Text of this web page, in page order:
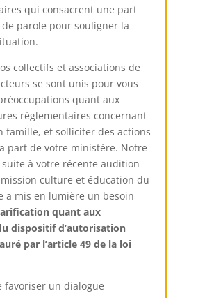
qui consacrent une part
parole pour souligner la
collectifs et associations de
se sont unis pour vous
quant aux
réglementaires concernant
famille, et solliciter des actions
part de votre ministère. Notre
à votre récente audition
culture et éducation du
a mis en lumière un besoin
quant aux
dispositif d’autorisation
par l’article 49 de la loi
favoriser un dialogue